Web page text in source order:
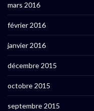
mars 2016
février 2016
janvier 2016
décembre 2015
octobre 2015
septembre 2015